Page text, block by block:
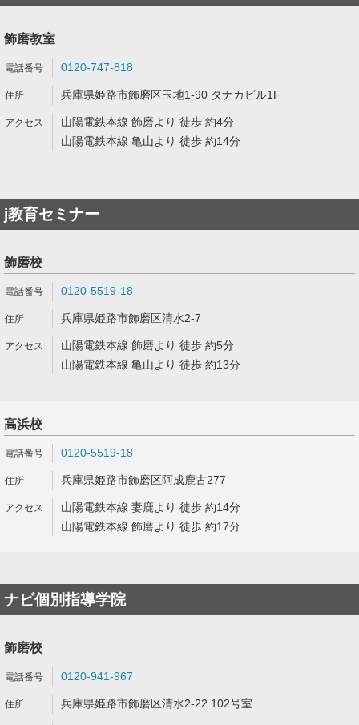
飾磨教室
0120-747-818
兵庫県姫路市飾磨区玉地1-90 タナカビル1F
山陽電鉄本線 飾磨より 徒歩 約4分
山陽電鉄本線 亀山より 徒歩 約14分
j教育セミナー
飾磨校
0120-5519-18
兵庫県姫路市飾磨区清水2-7
山陽電鉄本線 飾磨より 徒歩 約5分
山陽電鉄本線 亀山より 徒歩 約13分
高浜校
0120-5519-18
兵庫県姫路市飾磨区阿成鹿古277
山陽電鉄本線 妻鹿より 徒歩 約14分
山陽電鉄本線 飾磨より 徒歩 約17分
ナビ個別指導学院
飾磨校
0120-941-967
兵庫県姫路市飾磨区清水2-22 102号室